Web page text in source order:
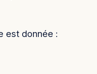
est donnée :